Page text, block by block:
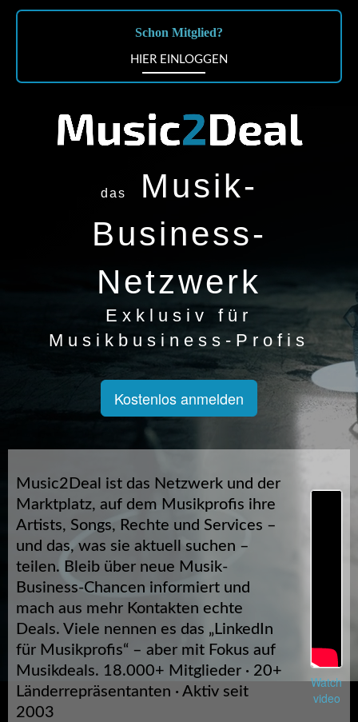
Schon Mitglied?
HIER EINLOGGEN
das
Musik-
Business-
Netzwerk
Exklusiv für
Musikbusiness-Profis
Kostenlos anmelden
Music2Deal ist das Netzwerk und der
Marktplatz, auf dem Musikprofis ihre
Artists, Songs, Rechte und Services –
und das, was sie aktuell suchen –
teilen. Bleib über neue Musik-
Business-Chancen informiert und
mach aus mehr Kontakten echte
Deals. Viele nennen es das „LinkedIn
für Musikprofis“ – aber mit Fokus auf
Musikdeals. 18.000+ Mitglieder · 20+
Länderrepräsentanten · Aktiv seit
2003
Watch
video